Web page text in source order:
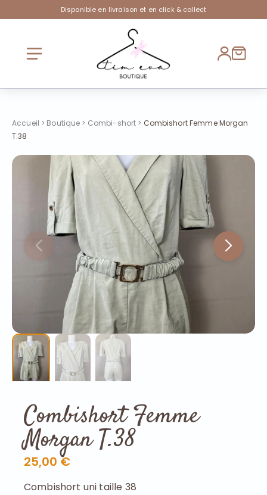
Disponible en livraison et en click & collect
Accueil > Boutique > Combi-short > Combishort Femme Morgan
T.38
Combishort Femme
Morgan T.38
25,00 €
Combishort uni taille 38